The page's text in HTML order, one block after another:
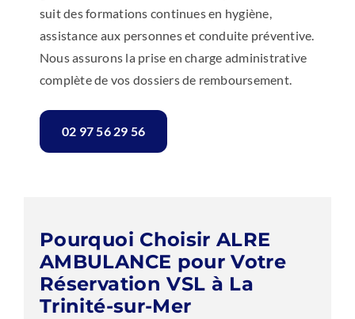
suit des formations continues en hygiène,
assistance aux personnes et conduite préventive.
Nous assurons la prise en charge administrative
complète de vos dossiers de remboursement.
02 97 56 29 56
Pourquoi Choisir ALRE
AMBULANCE pour Votre
Réservation VSL à La
Trinité-sur-Mer